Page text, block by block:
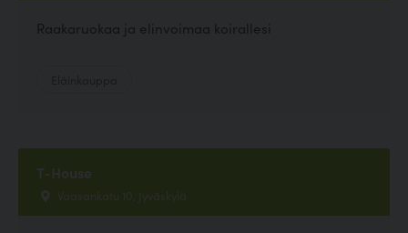
Raakaruokaa ja elinvoimaa koirallesi
T-House
Vaasankatu 10, Jyväskylä